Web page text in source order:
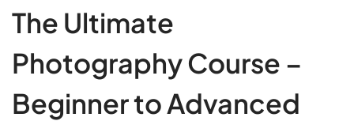
The Ultimate
Photography Course –
Beginner to Advanced